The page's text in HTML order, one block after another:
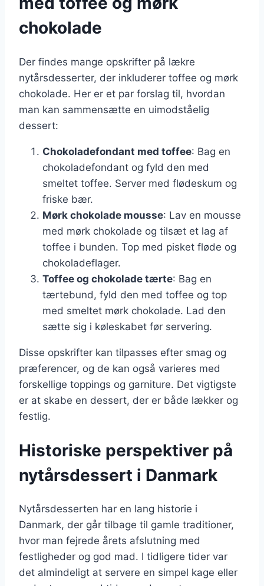
chokolade
Der findes mange opskrifter på lækre
nytårsdesserter, der inkluderer toffee og mørk
chokolade. Her er et par forslag til, hvordan
man kan sammensætte en uimodståelig
dessert:
Chokoladefondant med toffee: Bag en
chokoladefondant og fyld den med
smeltet toffee. Server med flødeskum og
friske bær.
Mørk chokolade mousse: Lav en mousse
med mørk chokolade og tilsæt et lag af
toffee i bunden. Top med pisket fløde og
chokoladeflager.
Toffee og chokolade tærte: Bag en
tærtebund, fyld den med toffee og top
med smeltet mørk chokolade. Lad den
sætte sig i køleskabet før servering.
Disse opskrifter kan tilpasses efter smag og
præferencer, og de kan også varieres med
forskellige toppings og garniture. Det vigtigste
er at skabe en dessert, der er både lækker og
festlig.
Historiske perspektiver på
nytårsdessert i Danmark
Nytårsdesserten har en lang historie i
Danmark, der går tilbage til gamle traditioner,
hvor man fejrede årets afslutning med
festligheder og god mad. I tidligere tider var
det almindeligt at servere en simpel kage eller